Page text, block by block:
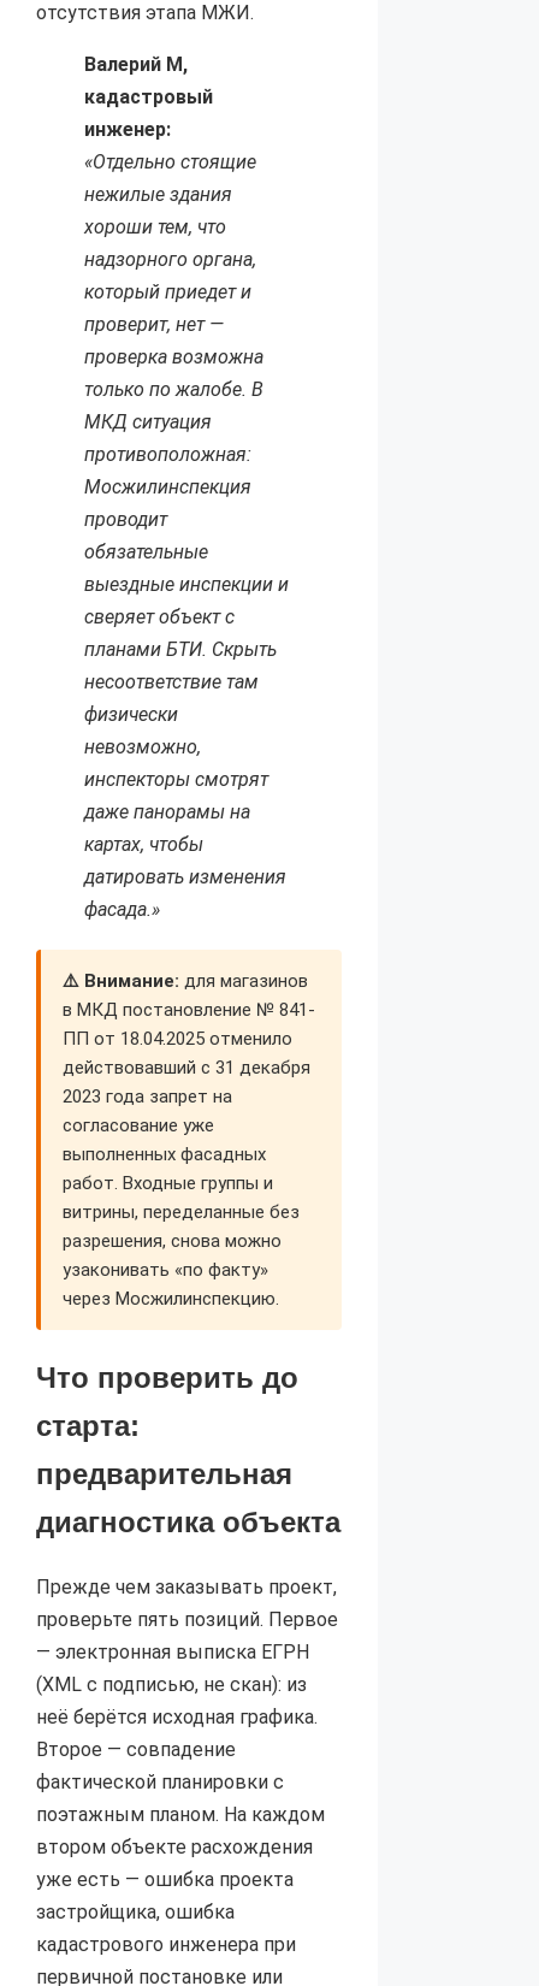
отсутствия этапа МЖИ.
Валерий М,
кадастровый
инженер:
«Отдельно стоящие
нежилые здания
хороши тем, что
надзорного органа,
который приедет и
проверит, нет —
проверка возможна
только по жалобе. В
МКД ситуация
противоположная:
Мосжилинспекция
проводит
обязательные
выездные инспекции и
сверяет объект с
планами БТИ. Скрыть
несоответствие там
физически
невозможно,
инспекторы смотрят
даже панорамы на
картах, чтобы
датировать изменения
фасада.»
⚠️ Внимание: для магазинов
в МКД постановление № 841-
ПП от 18.04.2025 отменило
действовавший с 31 декабря
2023 года запрет на
согласование уже
выполненных фасадных
работ. Входные группы и
витрины, переделанные без
разрешения, снова можно
узаконивать «по факту»
через Мосжилинспекцию.
Что проверить до
старта:
предварительная
диагностика объекта
Прежде чем заказывать проект,
проверьте пять позиций. Первое
— электронная выписка ЕГРН
(XML с подписью, не скан): из
неё берётся исходная графика.
Второе — совпадение
фактической планировки с
поэтажным планом. На каждом
втором объекте расхождения
уже есть — ошибка проекта
застройщика, ошибка
кадастрового инженера при
первичной постановке или